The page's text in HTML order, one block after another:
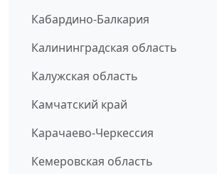
Кабардино-Балкария
Калининградская область
Калужская область
Камчатский край
Карачаево-Черкессия
Кемеровская область